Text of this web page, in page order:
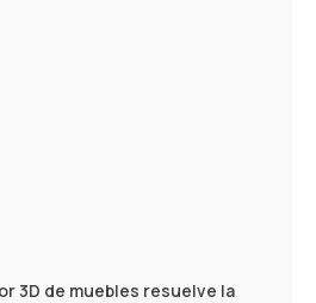
3D de muebles resuelve la